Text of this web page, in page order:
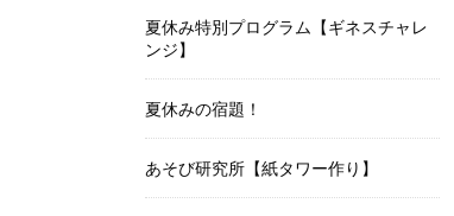
夏休み特別プログラム【ギネスチャレ
ンジ】
夏休みの宿題！
あそび研究所【紙タワー作り】